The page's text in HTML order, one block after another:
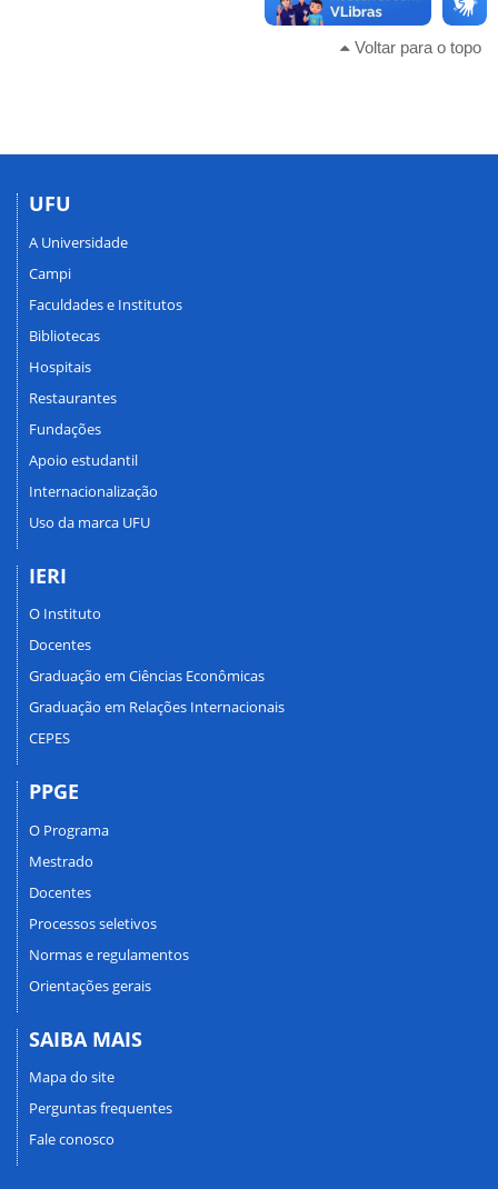
Voltar para o topo
UFU
A Universidade
Campi
Faculdades e Institutos
Bibliotecas
Hospitais
Restaurantes
Fundações
Apoio estudantil
Internacionalização
Uso da marca UFU
IERI
O Instituto
Docentes
Graduação em Ciências Econômicas
Graduação em Relações Internacionais
CEPES
PPGE
O Programa
Mestrado
Docentes
Processos seletivos
Normas e regulamentos
Orientações gerais
SAIBA MAIS
Mapa do site
Perguntas frequentes
Fale conosco